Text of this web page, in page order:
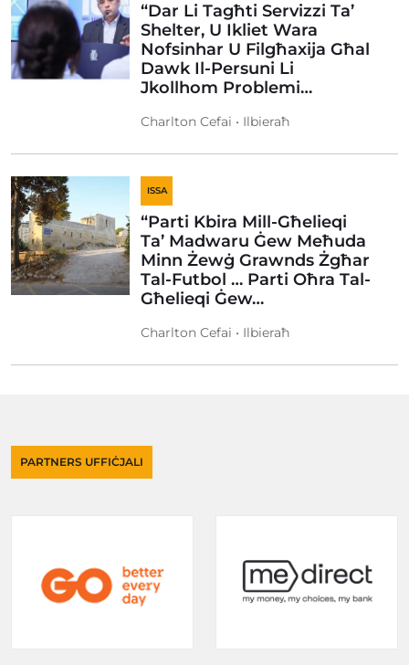
“Dar Li Tagħti Servizzi Ta’
Shelter, U Ikliet Wara
Nofsinhar U Filgħaxija Għal
Dawk Il-Persuni Li
Jkollhom Problemi…
Charlton Cefai • Ilbieraħ
ISSA
“Parti Kbira Mill-Għelieqi
Ta’ Madwaru Ġew Meħuda
Minn Żewġ Grawnds Żgħar
Tal-Futbol … Parti Oħra Tal-
Għelieqi Ġew…
Charlton Cefai • Ilbieraħ
PARTNERS UFFIĊJALI